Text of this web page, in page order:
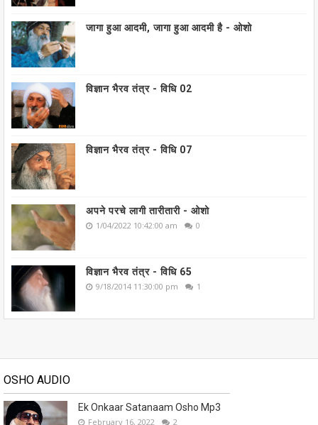
जागा हुआ आदमी, जागा हुआ आदमी है - ओशो
विज्ञान भैरव तंत्र - विधि 02
विज्ञान भैरव तंत्र - विधि 07
अपने परचे लागी तारीतारी - ओशो
1/04/2022 10:42:00 am 0
विज्ञान भैरव तंत्र - विधि 65
9/18/2014 11:30:00 pm 1
OSHO AUDIO
Ek Onkaar Satanaam Osho Mp3
February 16, 2022 2